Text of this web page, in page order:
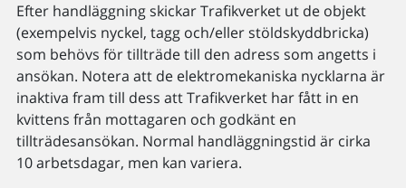
Efter handläggning skickar Trafikverket ut de objekt
(exempelvis nyckel, tagg och/eller stöldskyddbricka)
som behövs för tillträde till den adress som angetts i
ansökan. Notera att de elektromekaniska nycklarna är
inaktiva fram till dess att Trafikverket har fått in en
kvittens från mottagaren och godkänt en
tillträdesansökan. Normal handläggningstid är cirka
10 arbetsdagar, men kan variera.